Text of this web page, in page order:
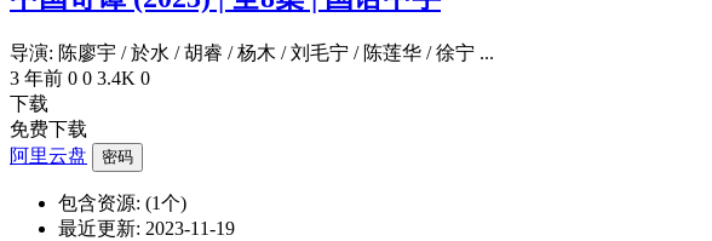
导演: 陈廖宇 / 於水 / 胡睿 / 杨木 / 刘毛宁 / 陈莲华 / 徐宁 ...
3 年前 0 0 3.4K 0
下载
免费下载
阿里云盘
密码
包含资源: (1个)
最近更新: 2023-11-19